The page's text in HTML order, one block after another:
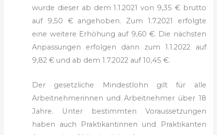
wurde dieser ab dem 1.1.2021 von 9,35 € brutto
auf 9,50 € angehoben. Zum 1.7.2021 erfolgte
eine weitere Erhöhung auf 9,60 €. Die nächsten
Anpassungen erfolgen dann zum 1.1.2022 auf
9,82 € und ab dem 1.7.2022 auf 10,45 €.
Der gesetzliche Mindestlohn gilt für alle
Arbeitnehmerinnen und Arbeitnehmer über 18
Jahre. Unter bestimmten Voraussetzungen
haben auch Praktikantinnen und Praktikanten